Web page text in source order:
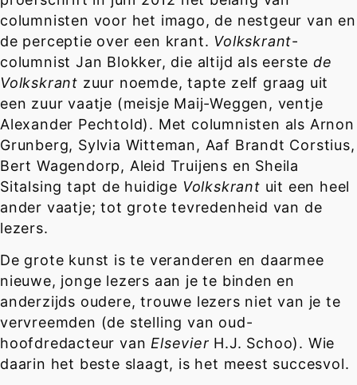
columnisten voor het imago, de nestgeur van en
de perceptie over een krant. Volkskrant-
columnist Jan Blokker, die altijd als eerste de
Volkskrant zuur noemde, tapte zelf graag uit
een zuur vaatje (meisje Maij-Weggen, ventje
Alexander Pechtold). Met columnisten als Arnon
Grunberg, Sylvia Witteman, Aaf Brandt Corstius,
Bert Wagendorp, Aleid Truijens en Sheila
Sitalsing tapt de huidige Volkskrant uit een heel
ander vaatje; tot grote tevredenheid van de
lezers.
De grote kunst is te veranderen en daarmee
nieuwe, jonge lezers aan je te binden en
anderzijds oudere, trouwe lezers niet van je te
vervreemden (de stelling van oud-
hoofdredacteur van Elsevier H.J. Schoo). Wie
daarin het beste slaagt, is het meest succesvol.